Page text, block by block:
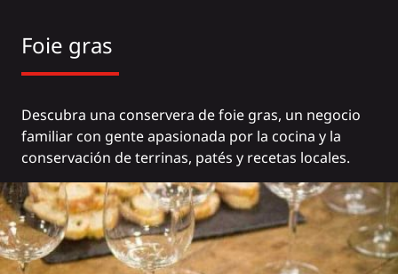
Foie gras
Descubra una conservera de foie gras, un negocio
familiar con gente apasionada por la cocina y la
conservación de terrinas, patés y recetas locales.